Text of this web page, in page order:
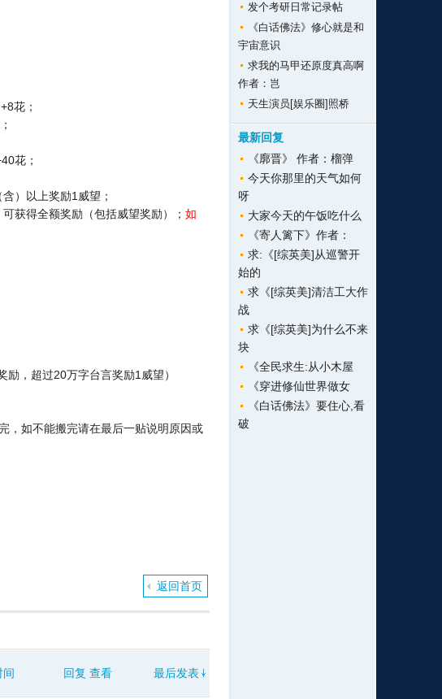
花；
花；
）以上奖励1威望；
获得全额奖励（包括威望奖励）； 如
，超过20万字台言奖励1威望）
，如不能搬完请在最后一贴说明原因或
返回首页
间 回复 查看 最后发表
发个考研日常记录帖
《白话佛法》修心就是和
宇宙意识
求我的马甲还原度真高啊
作者：岂
天生演员[娱乐圈]照桥
最新回复
《廓晋》 作者：榴弹
今天你那里的天气如何
呀
大家今天的午饭吃什么
《寄人篱下》作者：
求:《[综英美]从巡警开
始的
求《[综英美]清洁工大作
战
求《[综英美]为什么不来
块
《全民求生:从小木屋
《穿进修仙世界做女
《白话佛法》要住心,看
破